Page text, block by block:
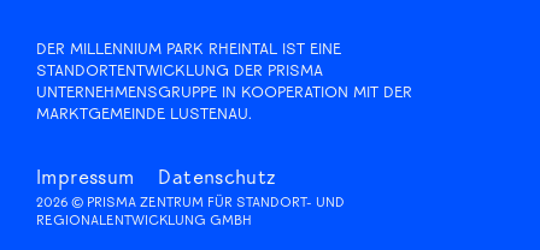
DER MILLENNIUM PARK RHEINTAL IST EINE
STANDORTENTWICKLUNG DER PRISMA
UNTERNEHMENSGRUPPE IN KOOPERATION MIT DER
MARKTGEMEINDE LUSTENAU.
Impressum Datenschutz
2026 © PRISMA ZENTRUM FÜR STANDORT- UND
REGIONALENTWICKLUNG GMBH